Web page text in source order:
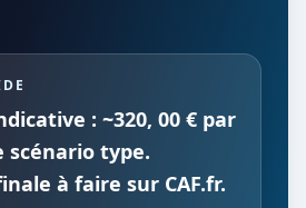
: ~320, 00 € par
scénario type.
à faire sur CAF.fr.